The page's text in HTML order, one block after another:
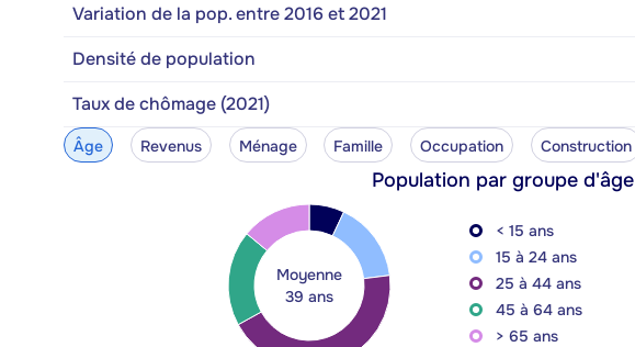
Variation de la pop. entre 2016 et 2021
Densité de population
Taux de chômage (2021)
Âge Revenus Ménage Famille Occupation Construction
Population par groupe d'âge
Moyenne
39 ans
< 15 ans
15 à 24 ans
25 à 44 ans
45 à 64 ans
> 65 ans